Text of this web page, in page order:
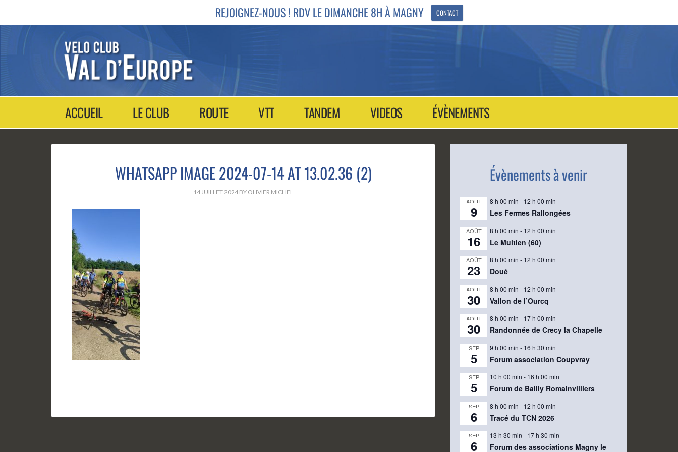
REJOIGNEZ-NOUS ! RDV LE DIMANCHE 8H À MAGNY CONTACT
ACCUEIL LE CLUB ROUTE VTT TANDEM VIDEOS ÉVÈNEMENTS
WHATSAPP IMAGE 2024-07-14 AT 13.02.36 (2)
14 JUILLET 2024 BY OLIVIER MICHEL
Évènements à venir
AOÛT
9
8 h 00 min - 12 h 00 min
Les Fermes Rallongées
AOÛT
16
8 h 00 min - 12 h 00 min
Le Multien (60)
AOÛT
23
8 h 00 min - 12 h 00 min
Doué
AOÛT
30
8 h 00 min - 12 h 00 min
Vallon de l’Ourcq
AOÛT
30
8 h 00 min - 17 h 00 min
Randonnée de Crecy la Chapelle
SEP
5
9 h 00 min - 16 h 30 min
Forum association Coupvray
SEP
5
10 h 00 min - 16 h 00 min
Forum de Bailly Romainvilliers
SEP
6
8 h 00 min - 12 h 00 min
Tracé du TCN 2026
SEP
6
13 h 30 min - 17 h 30 min
Forum des associations Magny le